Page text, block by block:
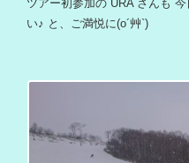
ツアー初参加の URA さんも
い♪ と、ご満悦に(o´艸`)